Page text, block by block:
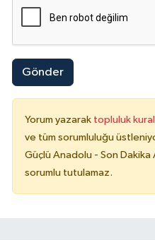
Gönder
Yorum yazarak topluluk
ve tüm sorumluluğu
Güçlü Anadolu - Son
sorumlu tutulamaz.